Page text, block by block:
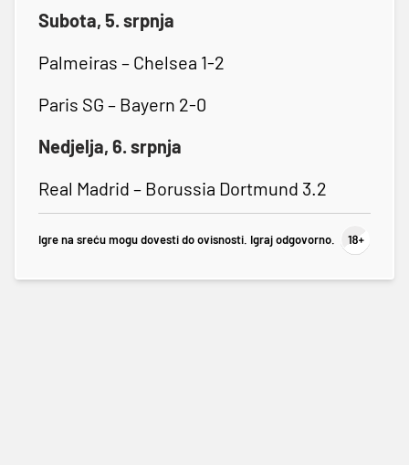
Subota, 5. srpnja
Palmeiras – Chelsea 1-2
Paris SG – Bayern 2-0
Nedjelja, 6. srpnja
Real Madrid – Borussia Dortmund 3.2
Igre na sreću mogu dovesti do ovisnosti. Igraj odgovorno.